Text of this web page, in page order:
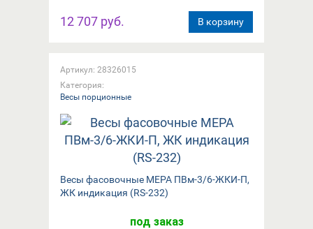
12 707 руб. В корзину
Артикул: 28326015
Категория:
Весы порционные
Весы фасовочные МЕРА ПВм-3/6-ЖКИ-П,
ЖК индикация (RS-232)
под заказ